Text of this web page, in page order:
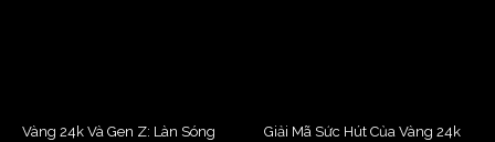
Vàng 24k Và Gen Z: Làn Sóng
Giải Mã Sức Hút Của Vàng 24k